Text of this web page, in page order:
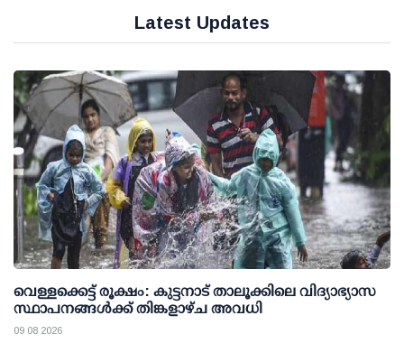
Latest Updates
വെള്ളക്കെട്ട് രൂക്ഷം: കുട്ടനാട് താലൂക്കിലെ വിദ്യാഭ്യാസ
സ്ഥാപനങ്ങള്‍ക്ക് തിങ്കളാഴ്ച അവധി
09 08 2026